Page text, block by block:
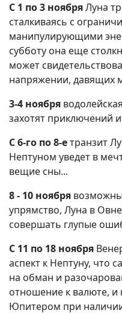
С 1 по 3 ноябряЛуна
сталкиваясь с
манипулирующими
субботу она еще
может
напряжении, давящих
3-4 ноября
захотят приключений
С 6-го по 8-етранзит
Нептуном уведет в
вещие сны...
8 - 10 ноября
упрямство, Луна в
совершать глупые
С 11 по 18 ноября
аспект к Нептуну, что
на обман и
отношение к валюте, и
Юпитером при